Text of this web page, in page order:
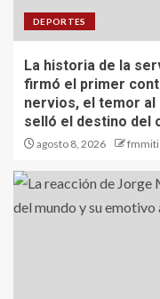
DEPORTES
La historia de la
firmó el primer
nervios, el temor al
selló el destino del
agosto 8, 2026